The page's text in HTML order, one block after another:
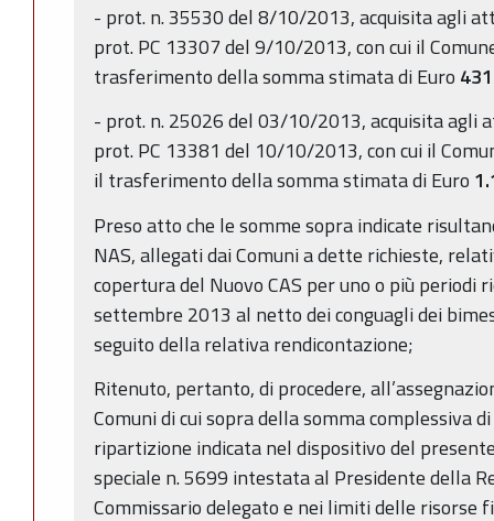
- prot. n. 35530 del 8/10/2013, acquisita agli
prot. PC 13307 del 9/10/2013, con cui il
trasferimento della somma stimata di Euro
- prot. n. 25026 del 03/10/2013, acquisita agli
prot. PC 13381 del 10/10/2013, con cui il
il trasferimento della somma stimata di Euro
Preso atto che le somme sopra indicate
NAS, allegati dai Comuni a dette richieste,
copertura del Nuovo CAS per uno o più periodi
settembre 2013 al netto dei conguagli dei
seguito della relativa rendicontazione;
Ritenuto, pertanto, di procedere,
Comuni di cui sopra della somma complessiva
ripartizione indicata nel dispositivo del
speciale n. 5699 intestata al Presidente della
Commissario delegato e nei limiti delle risorse